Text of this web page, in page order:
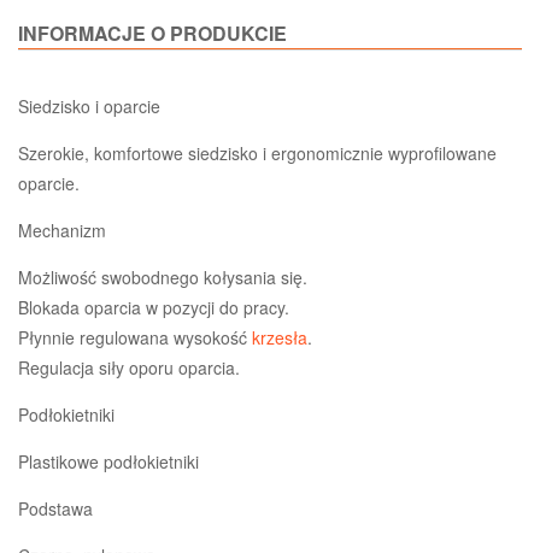
INFORMACJE O PRODUKCIE
Siedzisko i oparcie
Szerokie, komfortowe siedzisko i ergonomicznie wyprofilowane
oparcie.
Mechanizm
Możliwość swobodnego kołysania się.
Blokada oparcia w pozycji do pracy.
Płynnie regulowana wysokość krzesła.
Regulacja siły oporu oparcia.
Podłokietniki
Plastikowe podłokietniki
Podstawa